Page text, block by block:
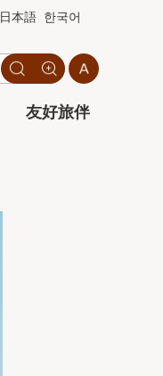
日本語 한국어
友好旅伴